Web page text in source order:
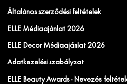
Általános szerződési feltételek
ELLE Médiaajánlat 2026
ELLE Decor Médiaajánlat 2026
Adatkezelési szabályzat
ELLE Beauty Awards - Nevezési